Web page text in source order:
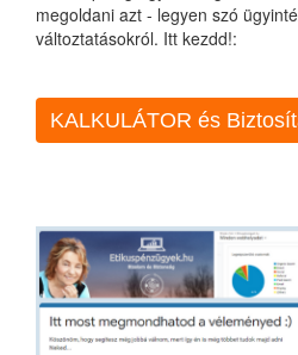
megoldani azt - legyen szó
változtatásokról. Itt kezdd!:
KALKULÁTOR és